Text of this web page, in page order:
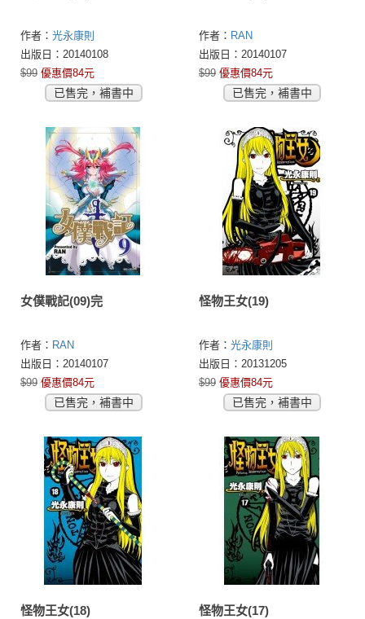
作者： 光永康則
出版日：20140108
$99 優惠價84元
已售完，補書中
作者： RAN
出版日：20140107
$99 優惠價84元
已售完，補書中
女僕戰記(09)完
作者： RAN
出版日：20140107
$99 優惠價84元
已售完，補書中
怪物王女(19)
作者： 光永康則
出版日：20131205
$99 優惠價84元
已售完，補書中
怪物王女(18) 怪物王女(17)